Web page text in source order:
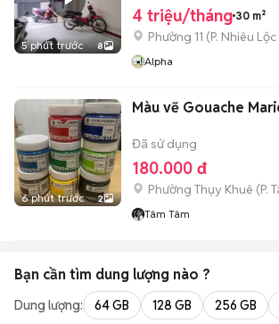
5 phút trước 8
4 triệu/tháng 30 m²
Phường 11 (P. Nhiêu Lộc
Alpha
6 phút trước 2
Màu vẽ Gouache
Đã sử dụng
180.000 đ
Phường Thụy Khuê (P.
Tâm Tâm
Bạn cần tìm dung lượng nào ?
Dung lượng: 64 GB 128 GB 256 GB